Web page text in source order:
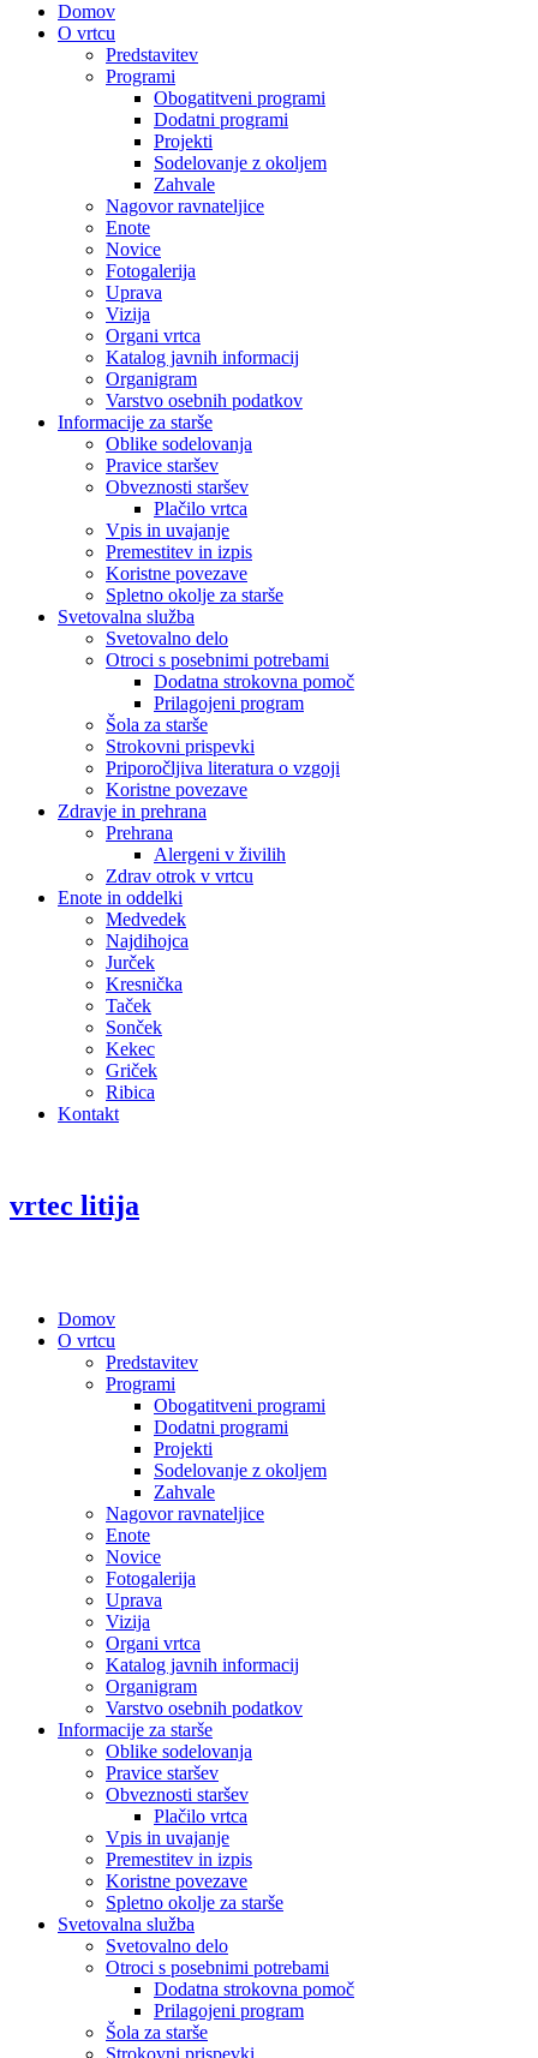
Domov
O vrtcu
Predstavitev
Programi
Obogatitveni programi
Dodatni programi
Projekti
Sodelovanje z okoljem
Zahvale
Nagovor ravnateljice
Enote
Novice
Fotogalerija
Uprava
Vizija
Organi vrtca
Katalog javnih informacij
Organigram
Varstvo osebnih podatkov
Informacije za starše
Oblike sodelovanja
Pravice staršev
Obveznosti staršev
Plačilo vrtca
Vpis in uvajanje
Premestitev in izpis
Koristne povezave
Spletno okolje za starše
Svetovalna služba
Svetovalno delo
Otroci s posebnimi potrebami
Dodatna strokovna pomoč
Prilagojeni program
Šola za starše
Strokovni prispevki
Priporočljiva literatura o vzgoji
Koristne povezave
Zdravje in prehrana
Prehrana
Alergeni v živilih
Zdrav otrok v vrtcu
Enote in oddelki
Medvedek
Najdihojca
Jurček
Kresnička
Taček
Sonček
Kekec
Griček
Ribica
Kontakt
vrtec litija
Domov
O vrtcu
Predstavitev
Programi
Obogatitveni programi
Dodatni programi
Projekti
Sodelovanje z okoljem
Zahvale
Nagovor ravnateljice
Enote
Novice
Fotogalerija
Uprava
Vizija
Organi vrtca
Katalog javnih informacij
Organigram
Varstvo osebnih podatkov
Informacije za starše
Oblike sodelovanja
Pravice staršev
Obveznosti staršev
Plačilo vrtca
Vpis in uvajanje
Premestitev in izpis
Koristne povezave
Spletno okolje za starše
Svetovalna služba
Svetovalno delo
Otroci s posebnimi potrebami
Dodatna strokovna pomoč
Prilagojeni program
Šola za starše